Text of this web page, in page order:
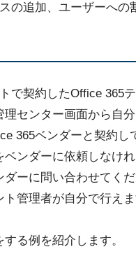
の追加、ユーザーへの
で契約したOffice 365
センター画面から自
365ベンダーと契約
ンダーに依頼しなけ
ーに問い合わせてく
管理者が自分で行えま
る例を紹介します。